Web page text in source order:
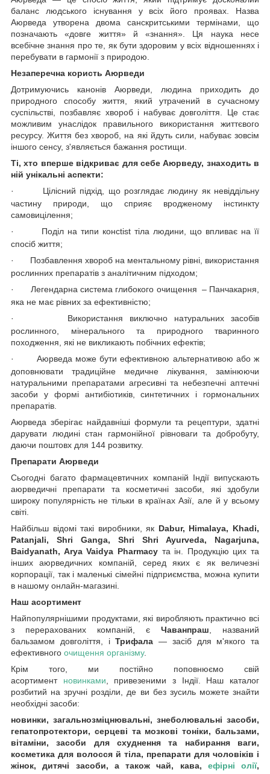
баланс людського існування у всіх його проявах. Назва
Аюрведа утворена двома санскритськими термінами, що
позначають «довге життя» й «знання». Ця наука несе
всебічне знання про те, як бути здоровим у всіх відношеннях і
перебувати в гармонії з природою.
Незаперечна користь Аюрведи
Дотримуючись канонів Аюрведи, людина приходить до
природного способу життя, який утрачений в сучасному
суспільстві, позбавляє хвороб і набуває довголіття. Це стає
можливим унаслідок правильного використання життєвого
ресурсу. Життя без хвороб, на які йдуть сили, набуває зовсім
іншого сенсу, з'являється бажання ростищи.
Ті, хто вперше відкриває для себе Аюрведу, знаходить в
ній унікальні аспекти:
·
Цілісний підхід, що розглядає людину як невіддільну
частину природи, що сприяє вродженому інстинкту
самовицілення;
·
Поділ на типи консtist тіла людини, що впливає на її
спосіб життя;
·
Позбавлення хвороб на ментальному рівні, використання
рослинних препаратів з аналітичним підходом;
·
Легендарна система глибокого очищення – Панчакарня,
яка не має рівних за ефективністю;
·
Використання виключно натуральних засобів
рослинного, мінерального та природного тваринного
походження, які не викликають побічних ефектів;
·
Аюрведа може бути ефективною альтернативою або ж
доповнювати традиційне медичне лікування, замінюючи
натуральними препаратами агресивні та небезпечні аптечні
засоби у формі антибіотиків, синтетичних і гормональних
препаратів.
Аюрведа зберігає найдавніші формули та рецептури, здатні
дарувати людині стан гармонійної рівноваги та добробуту,
даючи поштовх для 144 розвитку.
Препарати Аюрведи
Сьогодні багато фармацевтичних компаній Індії випускають
аюрведичні препарати та косметичні засоби, які здобули
широку популярність не тільки в країнах Азії, але й у всьому
світі.
Найбільш відомі такі виробники, як Dabur, Himalaya, Khadi,
Patanjali, Shri Ganga, Shri Shri Ayurveda, Nagarjuna,
Baidyanath, Arya Vaidya Pharmacy та ін. Продукцію цих та
інших аюрведичних компаній, серед яких є як величезні
корпорації, так і маленькі сімейні підприємства, можна купити
в нашому онлайн-магазині.
Наш асортимент
Найпопулярнішими продуктами, які виробляють практично всі
з перерахованих компаній, є Чаванпраш, названий
бальзамом довголіття, іТрифала — засіб для м'якого та
ефективного очищення організму.
Крім того, ми постійно поповнюємо свій
асортимент новинками, привезеними з Індії. Наш каталог
розбитий на зручні розділи, де ви без зусиль можете знайти
необхідні засоби:
новинки, загальнозміцнювальні, знеболювальні засоби,
гепатопротектори, серцеві та мозкові тоніки, бальзами,
вітаміни, засоби для схуднення та набирання ваги,
косметика для волосся й тіла, препарати для чоловіків і
жінок, дитячі засоби, а також чай, кава, ефірні олії,